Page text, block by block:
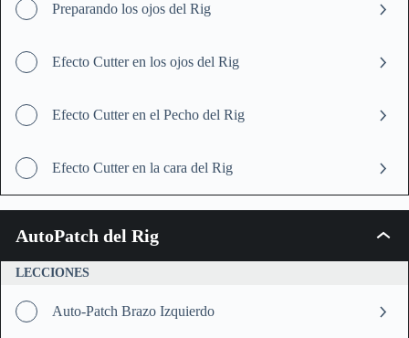
Preparando los ojos del Rig
Efecto Cutter en los ojos del Rig
Efecto Cutter en el Pecho del Rig
Efecto Cutter en la cara del Rig
AutoPatch del Rig
LECCIONES
Auto-Patch Brazo Izquierdo